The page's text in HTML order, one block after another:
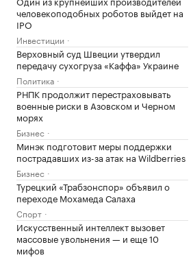
человекоподобных роботов выйдет на
IPO
Инвестиции
Верховный суд Швеции утвердил
передачу сухогруза «Каффа» Украине
Политика
РНПК продолжит перестраховывать
военные риски в Азовском и Черном
морях
Бизнес
Минэк подготовит меры поддержки
пострадавших из-за атак на Wildberries
Бизнес
Турецкий «Трабзонспор» объявил о
переходе Мохамеда Салаха
Спорт
Искусственный интеллект вызовет
массовые увольнения — и еще 10
мифов